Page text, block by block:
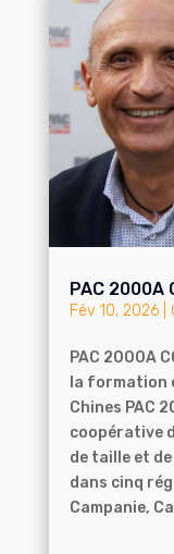
PAC 2000A
Fév 10, 2026|
PAC 2000A
la formation
Chines PAC
coopérative
de taille et
dans cinq
Campanie,